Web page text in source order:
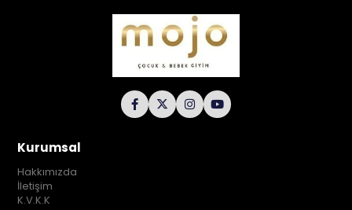
Kurumsal
Hakkımızda
İletişim
K.V.K.K